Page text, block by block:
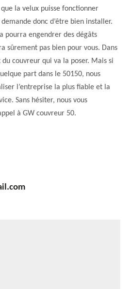
la velux puisse fonctionner
donc d’être bien installer.
pourra engendrer des dégâts
sûrement pas bien pour vous. Dans
couvreur qui va la poser. Mais si
part dans le 50150, nous
l’entreprise la plus fiable et la
Sans hésiter, nous vous
à GW couvreur 50.